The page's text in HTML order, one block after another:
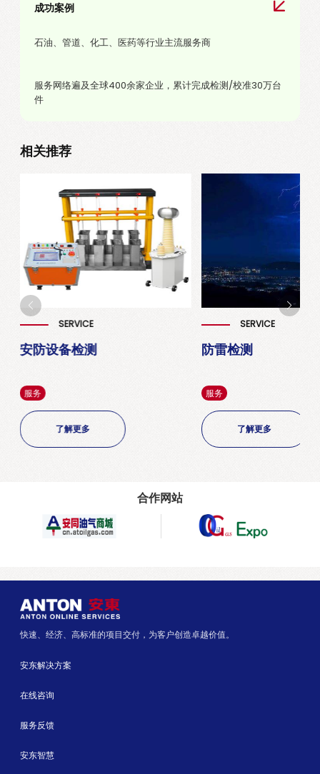
成功案例
石油、管道、化工、医药等行业主流服务商
服务网络遍及全球400余家企业，累计完成检测/校准30万台
件
相关推荐
SERVICE
安防设备检测
服务
了解更多
SERVICE
防雷检测
服务
了解更多
合作网站
快速、经济、高标准的项目交付，为客户创造卓越价值。
安东解决方案
在线咨询
服务反馈
安东智慧